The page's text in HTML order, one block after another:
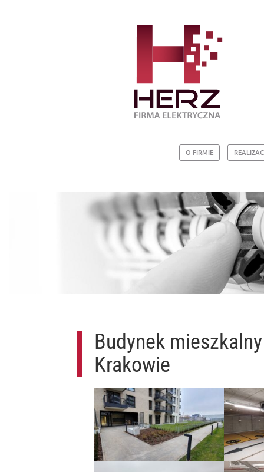
O FIRMIE
Budynek
Krakowie